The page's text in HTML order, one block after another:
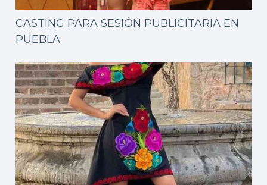
CASTING PARA SESIÓN PUBLICITARIA EN
PUEBLA